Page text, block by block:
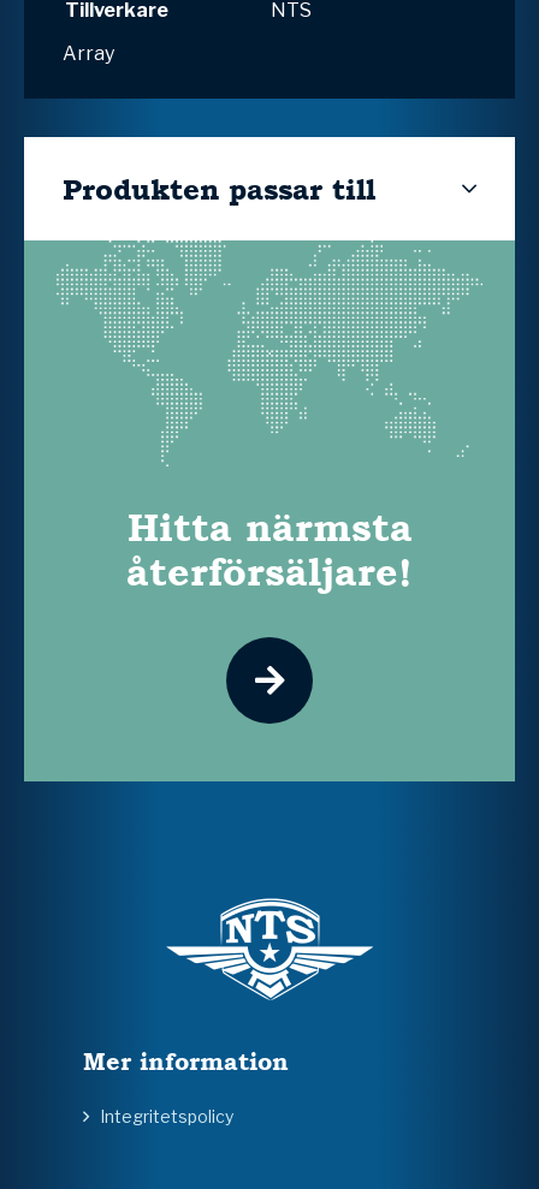
Tillverkare
NTS
Array
Produkten passar till
Hitta närmsta
återförsäljare!
Mer information
Integritetspolicy